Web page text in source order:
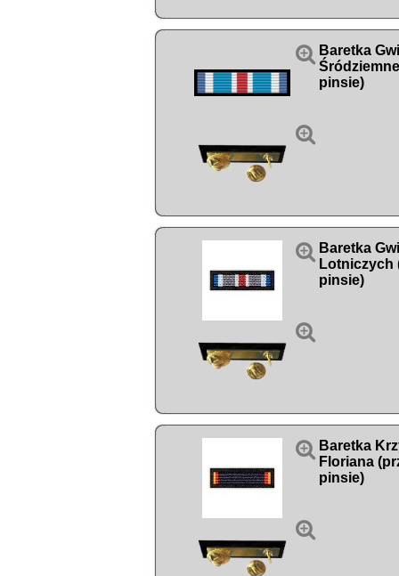


Baretka
pinsie)


Baretka
Lotniczych
pinsie)


Baretka
Floriana
pinsie)